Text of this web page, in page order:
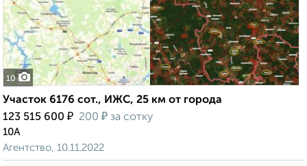
10
Участок 6176 сот., ИЖС, 25 км от города
123 515 600 ₽ 200 ₽ за сотку
10А
Агентство, 10.11.2022